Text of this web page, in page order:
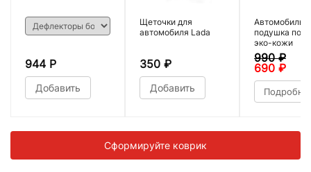
944 Р
Добавить
Щеточки для
автомобиля Lada
350 ₽
Добавить
подушка под
эко-кожи
990₽
690 ₽
Сформируйте коврик